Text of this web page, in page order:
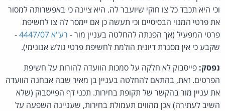
וכי היא תכבד כל צו חוקי שיועבר לה. היא ציינה כי באפשרותה למסור
את פרטי המנוי הבסיסיים וכי תעשה כן אם יימסר לה צו לחשיפת
פרטי המפעיל (אך הפנתה להחלטה בעניין מור - רע"א 4447/07
-
שקבע כי אין מסגרת דיונית הולמת לחשיפת פרטי גולש אנונימי).
נפסק: פייסבוק לא חלקה על סמכות הוועדה להורות על חשיפת
הפרטים. זאת, בהתאם להחלטה בעניין בן מאיר שבה אבחנה הוועדה
את עניין מור בהקשר של תקופת בחירות. תכני דף הפייסבוק (שלא
השיב לעתירה) אכן מהווים תעמולת בחירות, שעניינה השפעה על